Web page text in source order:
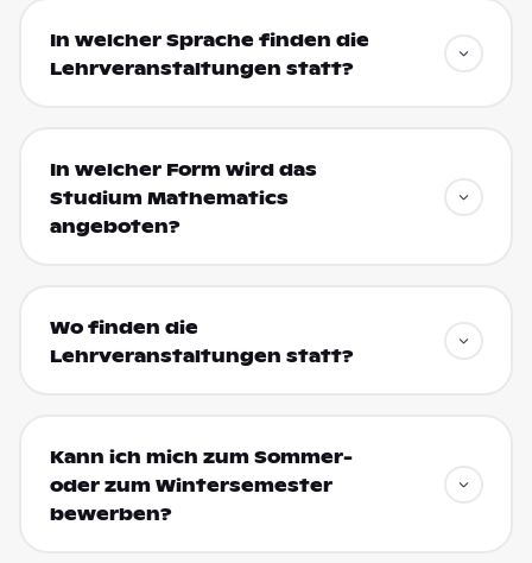
In welcher Sprache finden die
Lehrveranstaltungen statt?
In welcher Form wird das
Studium Mathematics
angeboten?
Wo finden die
Lehrveranstaltungen statt?
Kann ich mich zum Sommer-
oder zum Wintersemester
bewerben?